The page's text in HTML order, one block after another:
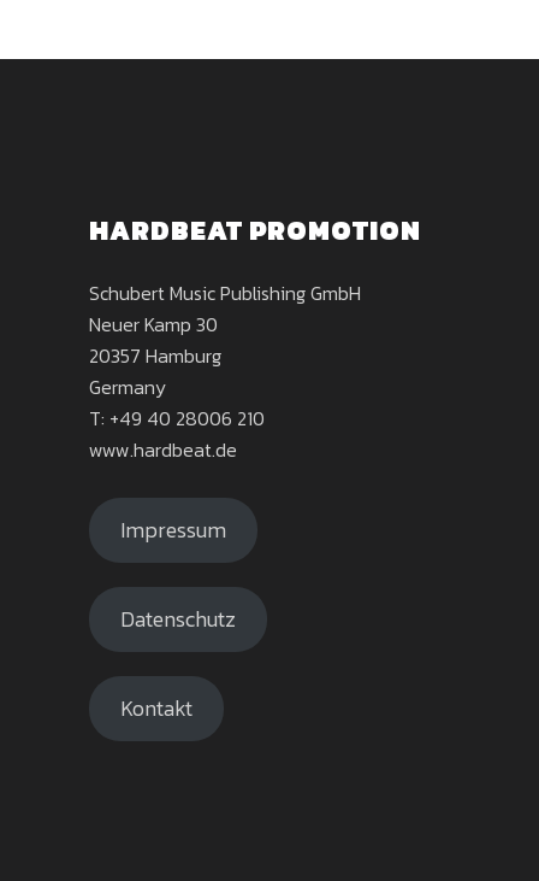
HARDBEAT PROMOTION
Schubert Music Publishing GmbH
Neuer Kamp 30
20357 Hamburg
Germany
T: +49 40 28006 210
www.hardbeat.de
Impressum
Datenschutz
Kontakt